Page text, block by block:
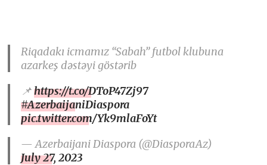
Riqadakı icmamız “Sabah” futbol klubuna
azarkeş dəstəyi göstərib
📌https://t.co/DToP47Zj97
#AzerbaijaniDiaspora
pic.twitter.com/Yk9mlaFoYt
— Azerbaijani Diaspora (@DiasporaAz)
July 27, 2023